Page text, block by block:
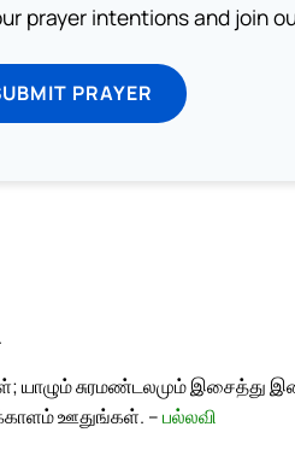
prayer intentions and join
PRAYER
சுரமண்டலமும் இசைத்து
ஊதுங்கள். –பல்லவி